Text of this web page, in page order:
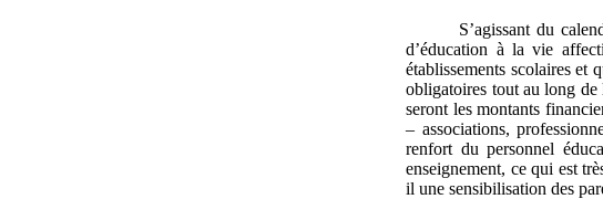
S’agissant du
d’éducation à la vie
établissements scolaires et
obligatoires tout au long de
seront les montants
– associations,
renfort du personnel
enseignement, ce qui est
il une sensibilisation des